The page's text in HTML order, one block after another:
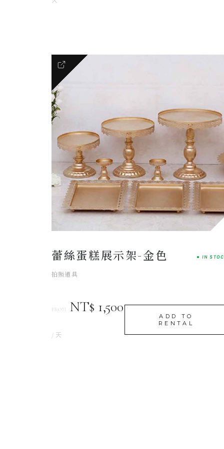
Romantic
FLORAL COUTURE
蕾絲蛋糕展示架-金色 ● IN
拍照道具
FROM NT$ 1,500
/ 天
ADD TO
RENTAL